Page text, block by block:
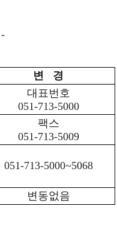
-
변 경
대표번호
051-713-5000
팩스
051-713-5009
051-713-5000~5068
변동없음